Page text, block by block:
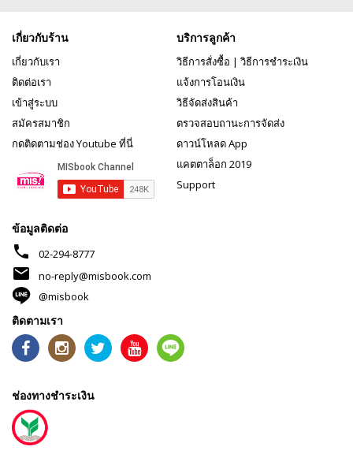
เกี่ยวกับร้าน
เกี่ยวกับเรา
ติดต่อเรา
เข้าสู่ระบบ
สมัครสมาชิก
กดติดตามช่อง Youtube ที่นี่
บริการลูกค้า
วิธีการสั่งซื้อ | วิธีการชำระเงิน
แจ้งการโอนเงิน
วิธีจัดส่งสินค้า
ตรวจสอบถานะการจัดส่ง
ดาวน์โหลด App
แคตตาล็อก 2019
Support
ข้อมูลติดต่อ
phone 02-294-8777
mail
no-reply@misbook.com
@misbook
ติดตามเรา
ช่องทางชำระเงิน